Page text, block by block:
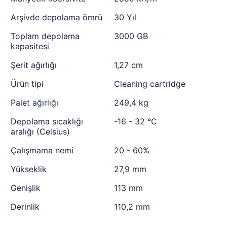
Arşivde depolama ömrü
30 Yıl
Toplam depolama
kapasitesi
3000 GB
Şerit ağırlığı
1,27 cm
Ürün tipi
Cleaning cartridge
Palet ağırlığı
249,4 kg
Depolama sıcaklığı
aralığı (Celsius)
-16 - 32 °C
Çalışmama nemi
20 - 60%
Yükseklik
27,9 mm
Genişlik
113 mm
Derinlik
110,2 mm